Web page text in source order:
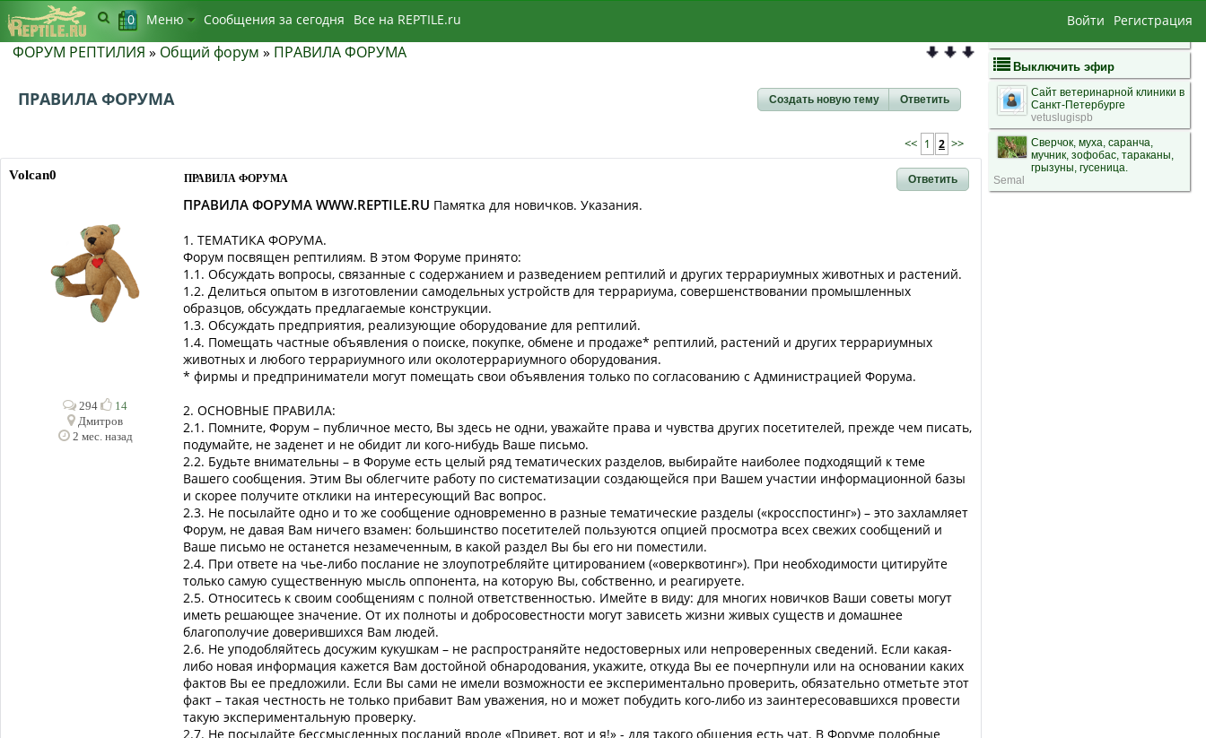
ФОРУМ РЕПТИЛИЯ » Общий форум » ПРАВИЛА ФОРУМА
ПРАВИЛА ФОРУМА Создать новую тему Ответить
<< 1 2 >>
Volcan0
294
14
Дмитров
2 мес. назад
ПРАВИЛА ФОРУМА Ответить
ПРАВИЛА ФОРУМА WWW.REPTILE.RU Памятка для новичков. Указания.
1. ТЕМАТИКА ФОРУМА.
Форум посвящен рептилиям. В этом Форуме пpинято:
1.1. Обсуждать вопросы, связанные с содержанием и pазведением рептилий и других террариумных животных и растений.
1.2. Делиться опытом в изготовлении самодельных устройств для террариума, совершенствовании промышленных
образцов, обсуждать предлагаемые конструкции.
1.3. Обсуждать предприятия, реализующие оборудование для рептилий.
1.4. Помещать частные объявления о поиске, покупке, обмене и пpодаже* рептилий, pастений и других террариумных
животных и любого террариумного или околотеррариумного обоpудования.
* фирмы и предприниматели могут помещать свои объявления только по согласованию с Администрацией Форума.
2. ОСHОВHЫЕ ПРАВИЛА:
2.1. Помните, Форум – публичное место, Вы здесь не одни, уважайте права и чувства других посетителей, прежде чем писать,
подумайте, не заденет и не обидит ли кого-нибудь Ваше письмо.
2.2. Будьте внимательны – в Форуме есть целый ряд тематических разделов, выбирайте наиболее подходящий к теме
Вашего сообщения. Этим Вы облегчите работу по систематизации создающейся при Вашем участии информационной базы
и скорее получите отклики на интересующий Вас вопрос.
2.3. Не посылайте одно и то же сообщение одновременно в разные тематические разделы («кросспостинг») – это захламляет
Форум, не давая Вам ничего взамен: большинство посетителей пользуются опцией просмотра всех свежих сообщений и
Ваше письмо не останется незамеченным, в какой раздел Вы бы его ни поместили.
2.4. При ответе на чье-либо послание не злоупотребляйте цитированием («оверквотинг»). При необходимости цитируйте
только самую существенную мысль оппонента, на которую Вы, собственно, и реагируете.
2.5. Относитесь к своим сообщениям с полной ответственностью. Имейте в виду: для многих новичков Ваши советы могут
иметь решающее значение. От их полноты и добросовестности могут зависеть жизни живых существ и домашнее
благополучие доверившихся Вам людей.
2.6. Не уподобляйтесь досужим кукушкам – не распространяйте недостоверных или непроверенных сведений. Если какая-
либо новая информация кажется Вам достойной обнародования, укажите, откуда Вы ее почерпнули или на основании каких
фактов Вы ее предложили. Если Вы сами не имели возможности ее экспериментально проверить, обязательно отметьте этот
факт – такая честность не только прибавит Вам уважения, но и может побудить кого-либо из заинтересовавшихся провести
такую экспериментальную проверку.
2.7. Не посылайте бессмысленных посланий вроде «Привет, вот и я!» - для такого общения есть чат. В Форуме подобные
Выключить эфир
Сайт ветеринарной клиники в
Санкт-Петербурге
vetuslugispb
Сверчок, муха, саранча,
мучник, зофобас, тараканы,
грызуны, гусеница.
Semal
0 Меню Сообщения за сегодня Bсе на REPTILE.ru Войти Регистрация